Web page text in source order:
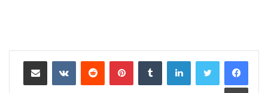
لينكدإن بينتيريست مشاركة عبر البريد
طباعة